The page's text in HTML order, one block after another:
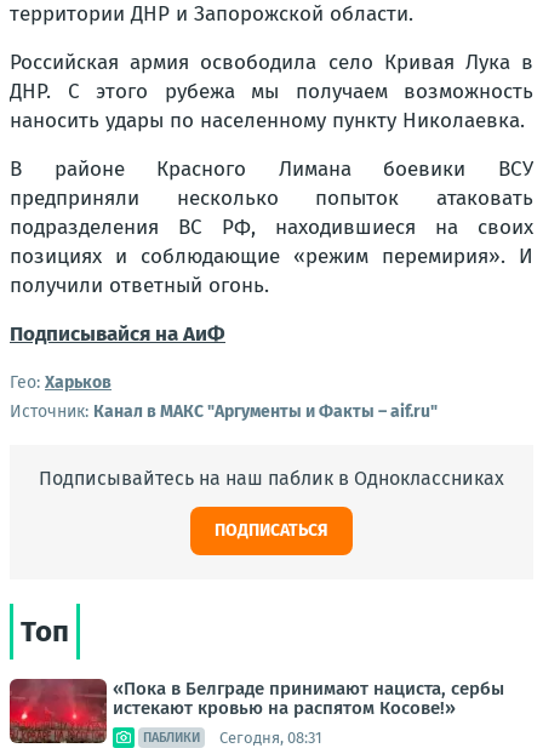
территории ДНР и Запорожской области.
Российская армия освободила село Кривая Лука в
ДНР. С этого рубежа мы получаем возможность
наносить удары по населенному пункту Николаевка.
В районе Красного Лимана боевики ВСУ
предприняли несколько попыток атаковать
подразделения ВС РФ, находившиеся на своих
позициях и соблюдающие «режим перемирия». И
получили ответный огонь.
Подписывайся на АиФ
Гео: Харьков
Источник: Канал в МАКС "Аргументы и Факты – aif.ru"
Подписывайтесь на наш паблик в Одноклассниках
ПОДПИСАТЬСЯ
Топ
«Пока в Белграде принимают нациста, сербы
истекают кровью на распятом Косове!»
ПАБЛИКИ Сегодня, 08:31